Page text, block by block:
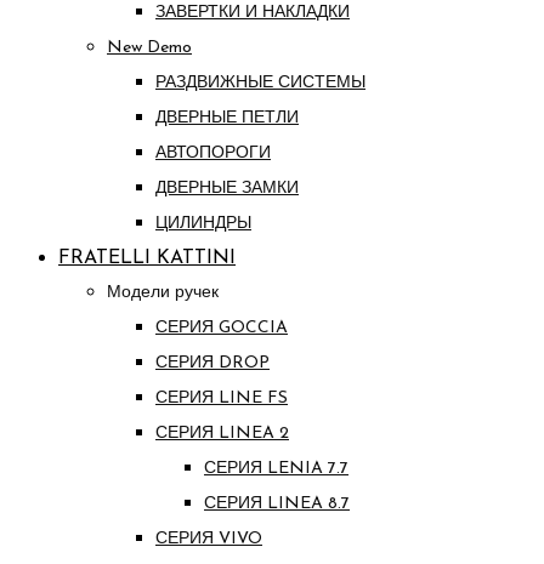
ЗАВЕРТКИ И НАКЛАДКИ
New Demo
РАЗДВИЖНЫЕ СИСТЕМЫ
ДВЕРНЫЕ ПЕТЛИ
АВТОПОРОГИ
ДВЕРНЫЕ ЗАМКИ
ЦИЛИНДРЫ
FRATELLI KATTINI
Модели ручек
СЕРИЯ GOCCIA
СЕРИЯ DROP
СЕРИЯ LINE FS
СЕРИЯ LINEA 2
СЕРИЯ LENIA 7.7
СЕРИЯ LINEA 8.7
СЕРИЯ VIVO